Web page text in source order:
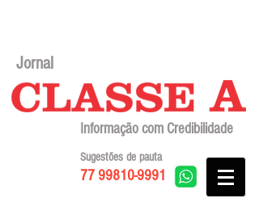
Jornal
Informação com Credibilidade
77 99810-9991
Sugestões de pauta